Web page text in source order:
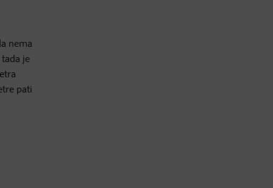
nema
je
pati